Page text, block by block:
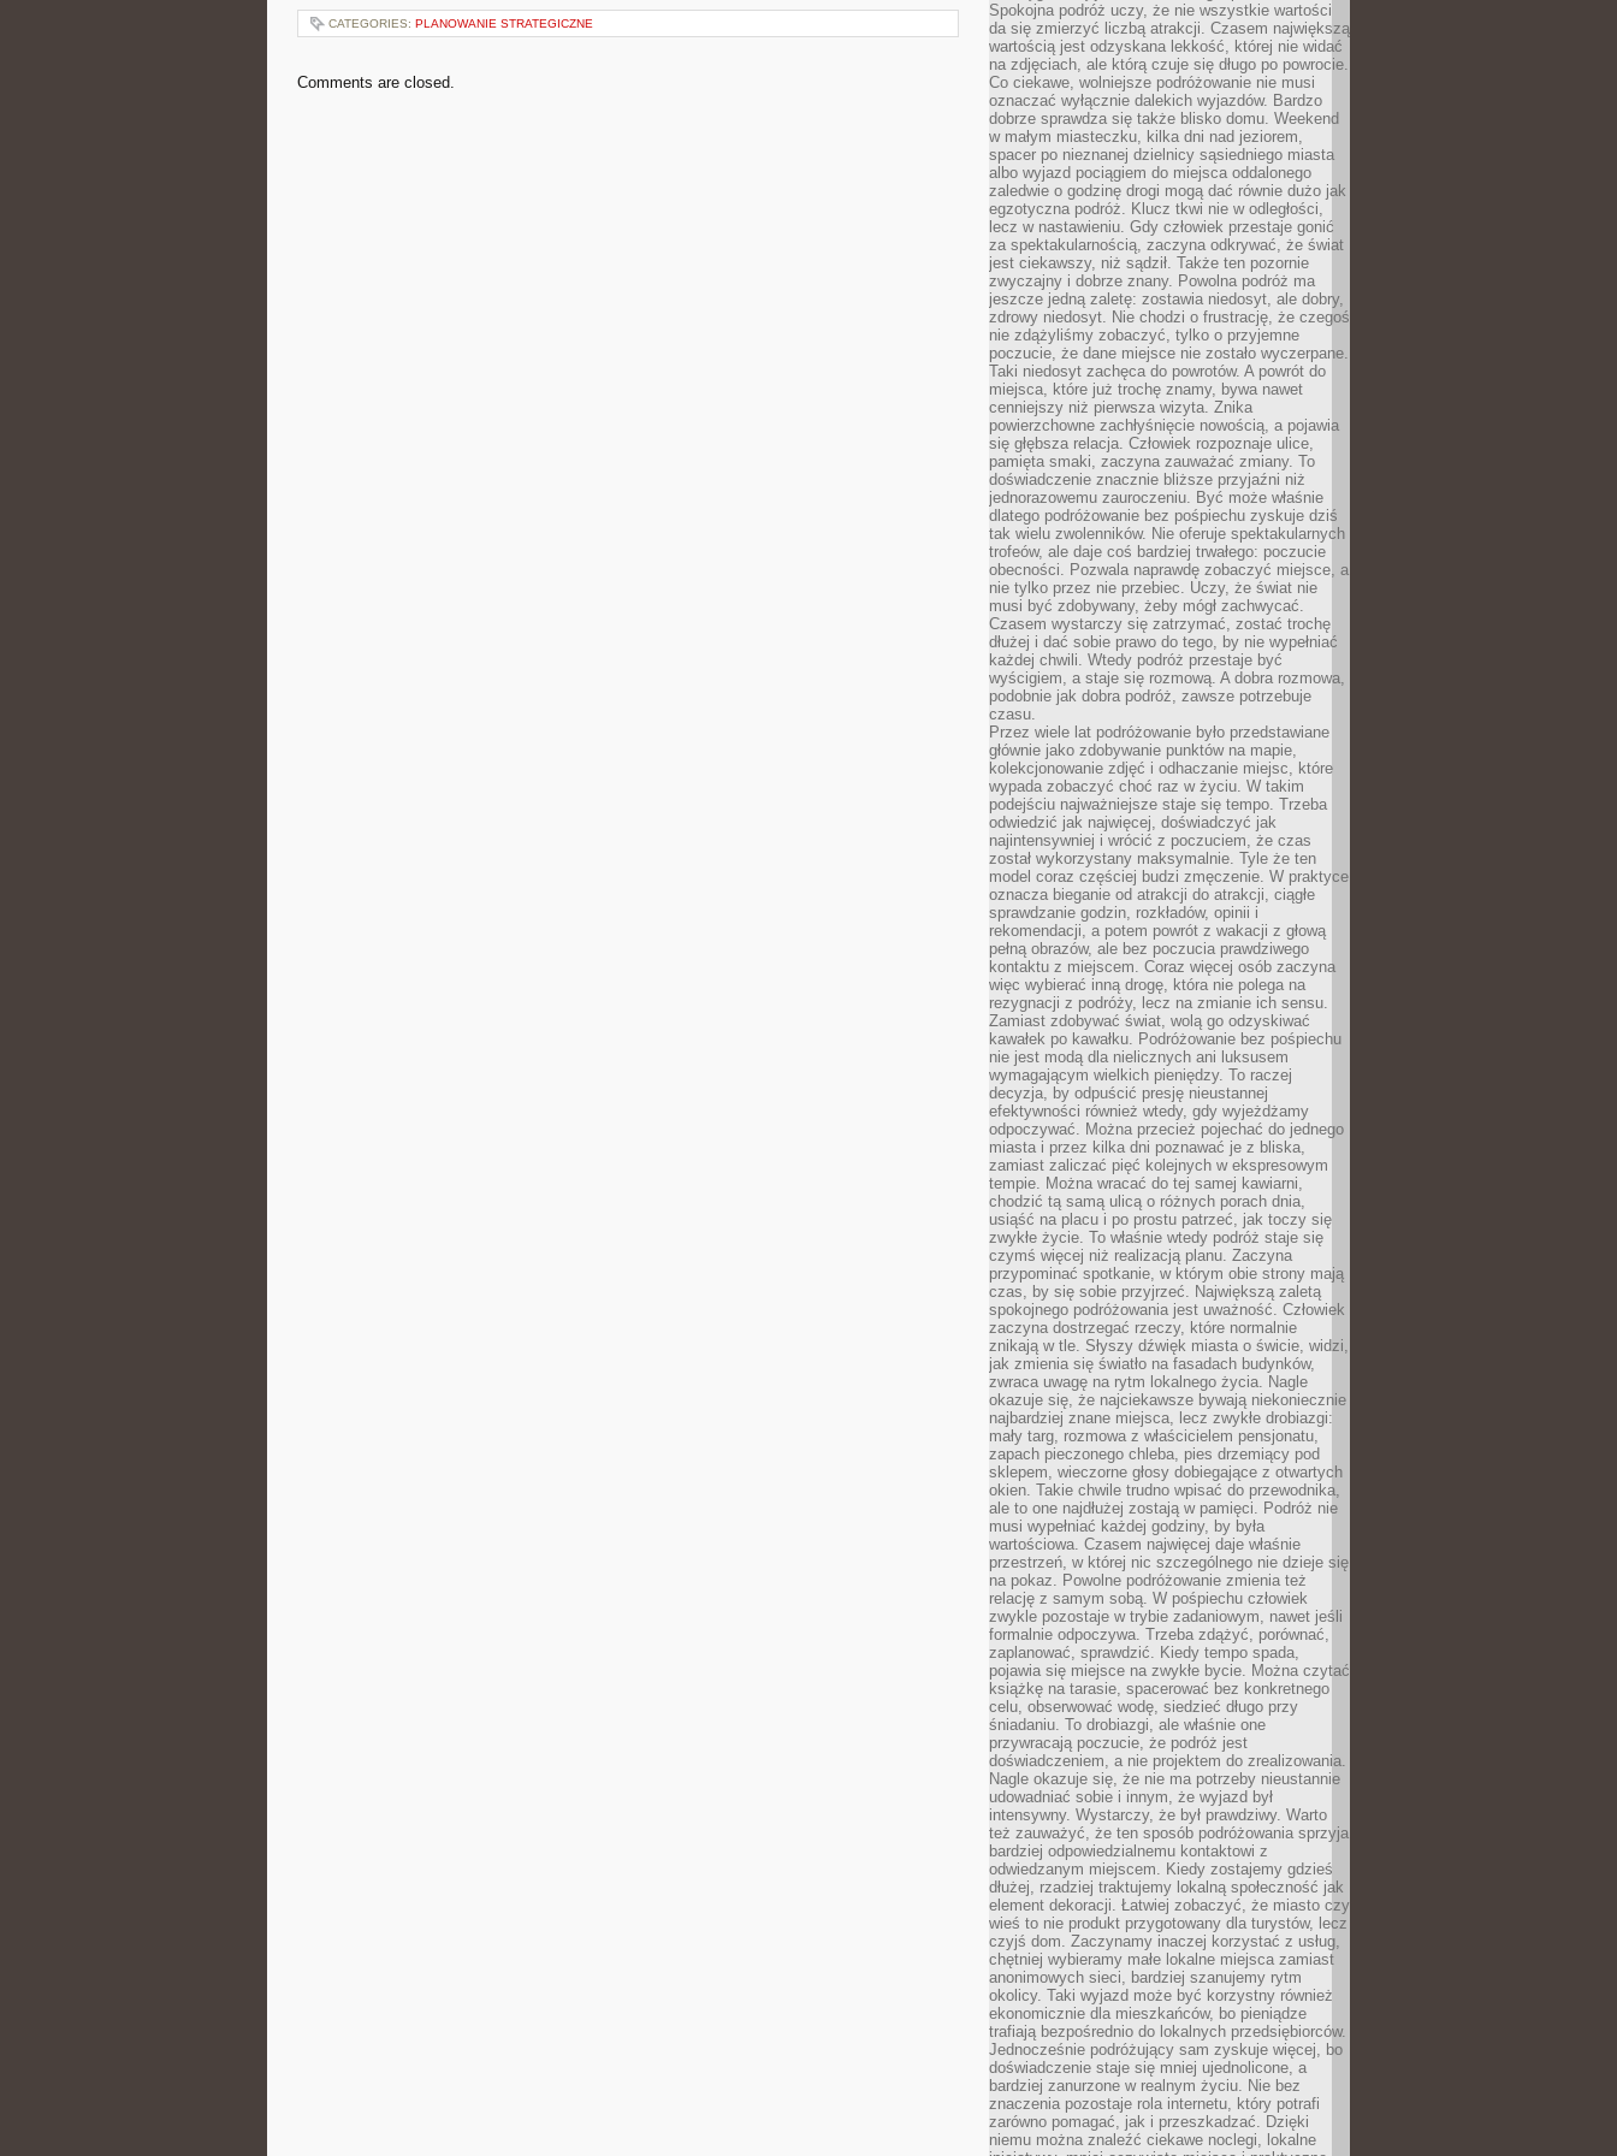
CATEGORIES: PLANOWANIE STRATEGICZNE
Comments are closed.
Spokojna podróż uczy, że nie wszystkie wartości
da się zmierzyć liczbą atrakcji. Czasem największą
wartością jest odzyskana lekkość, której nie widać
na zdjęciach, ale którą czuje się długo po powrocie.
Co ciekawe, wolniejsze podróżowanie nie musi
oznaczać wyłącznie dalekich wyjazdów. Bardzo
dobrze sprawdza się także blisko domu. Weekend
w małym miasteczku, kilka dni nad jeziorem,
spacer po nieznanej dzielnicy sąsiedniego miasta
albo wyjazd pociągiem do miejsca oddalonego
zaledwie o godzinę drogi mogą dać równie dużo jak
egzotyczna podróż. Klucz tkwi nie w odległości,
lecz w nastawieniu. Gdy człowiek przestaje gonić
za spektakularnością, zaczyna odkrywać, że świat
jest ciekawszy, niż sądził. Także ten pozornie
zwyczajny i dobrze znany. Powolna podróż ma
jeszcze jedną zaletę: zostawia niedosyt, ale dobry,
zdrowy niedosyt. Nie chodzi o frustrację, że czegoś
nie zdążyliśmy zobaczyć, tylko o przyjemne
poczucie, że dane miejsce nie zostało wyczerpane.
Taki niedosyt zachęca do powrotów. A powrót do
miejsca, które już trochę znamy, bywa nawet
cenniejszy niż pierwsza wizyta. Znika
powierzchowne zachłyśnięcie nowością, a pojawia
się głębsza relacja. Człowiek rozpoznaje ulice,
pamięta smaki, zaczyna zauważać zmiany. To
doświadczenie znacznie bliższe przyjaźni niż
jednorazowemu zauroczeniu. Być może właśnie
dlatego podróżowanie bez pośpiechu zyskuje dziś
tak wielu zwolenników. Nie oferuje spektakularnych
trofeów, ale daje coś bardziej trwałego: poczucie
obecności. Pozwala naprawdę zobaczyć miejsce, a
nie tylko przez nie przebiec. Uczy, że świat nie
musi być zdobywany, żeby mógł zachwycać.
Czasem wystarczy się zatrzymać, zostać trochę
dłużej i dać sobie prawo do tego, by nie wypełniać
każdej chwili. Wtedy podróż przestaje być
wyścigiem, a staje się rozmową. A dobra rozmowa,
podobnie jak dobra podróż, zawsze potrzebuje
czasu.
Przez wiele lat podróżowanie było przedstawiane
głównie jako zdobywanie punktów na mapie,
kolekcjonowanie zdjęć i odhaczanie miejsc, które
wypada zobaczyć choć raz w życiu. W takim
podejściu najważniejsze staje się tempo. Trzeba
odwiedzić jak najwięcej, doświadczyć jak
najintensywniej i wrócić z poczuciem, że czas
został wykorzystany maksymalnie. Tyle że ten
model coraz częściej budzi zmęczenie. W praktyce
oznacza bieganie od atrakcji do atrakcji, ciągłe
sprawdzanie godzin, rozkładów, opinii i
rekomendacji, a potem powrót z wakacji z głową
pełną obrazów, ale bez poczucia prawdziwego
kontaktu z miejscem. Coraz więcej osób zaczyna
więc wybierać inną drogę, która nie polega na
rezygnacji z podróży, lecz na zmianie ich sensu.
Zamiast zdobywać świat, wolą go odzyskiwać
kawałek po kawałku. Podróżowanie bez pośpiechu
nie jest modą dla nielicznych ani luksusem
wymagającym wielkich pieniędzy. To raczej
decyzja, by odpuścić presję nieustannej
efektywności również wtedy, gdy wyjeżdżamy
odpoczywać. Można przecież pojechać do jednego
miasta i przez kilka dni poznawać je z bliska,
zamiast zaliczać pięć kolejnych w ekspresowym
tempie. Można wracać do tej samej kawiarni,
chodzić tą samą ulicą o różnych porach dnia,
usiąść na placu i po prostu patrzeć, jak toczy się
zwykłe życie. To właśnie wtedy podróż staje się
czymś więcej niż realizacją planu. Zaczyna
przypominać spotkanie, w którym obie strony mają
czas, by się sobie przyjrzeć. Największą zaletą
spokojnego podróżowania jest uważność. Człowiek
zaczyna dostrzegać rzeczy, które normalnie
znikają w tle. Słyszy dźwięk miasta o świcie, widzi,
jak zmienia się światło na fasadach budynków,
zwraca uwagę na rytm lokalnego życia. Nagle
okazuje się, że najciekawsze bywają niekoniecznie
najbardziej znane miejsca, lecz zwykłe drobiazgi:
mały targ, rozmowa z właścicielem pensjonatu,
zapach pieczonego chleba, pies drzemiący pod
sklepem, wieczorne głosy dobiegające z otwartych
okien. Takie chwile trudno wpisać do przewodnika,
ale to one najdłużej zostają w pamięci. Podróż nie
musi wypełniać każdej godziny, by była
wartościowa. Czasem najwięcej daje właśnie
przestrzeń, w której nic szczególnego nie dzieje się
na pokaz. Powolne podróżowanie zmienia też
relację z samym sobą. W pośpiechu człowiek
zwykle pozostaje w trybie zadaniowym, nawet jeśli
formalnie odpoczywa. Trzeba zdążyć, porównać,
zaplanować, sprawdzić. Kiedy tempo spada,
pojawia się miejsce na zwykłe bycie. Można czytać
książkę na tarasie, spacerować bez konkretnego
celu, obserwować wodę, siedzieć długo przy
śniadaniu. To drobiazgi, ale właśnie one
przywracają poczucie, że podróż jest
doświadczeniem, a nie projektem do zrealizowania.
Nagle okazuje się, że nie ma potrzeby nieustannie
udowadniać sobie i innym, że wyjazd był
intensywny. Wystarczy, że był prawdziwy. Warto
też zauważyć, że ten sposób podróżowania sprzyja
bardziej odpowiedzialnemu kontaktowi z
odwiedzanym miejscem. Kiedy zostajemy gdzieś
dłużej, rzadziej traktujemy lokalną społeczność jak
element dekoracji. Łatwiej zobaczyć, że miasto czy
wieś to nie produkt przygotowany dla turystów, lecz
czyjś dom. Zaczynamy inaczej korzystać z usług,
chętniej wybieramy małe lokalne miejsca zamiast
anonimowych sieci, bardziej szanujemy rytm
okolicy. Taki wyjazd może być korzystny również
ekonomicznie dla mieszkańców, bo pieniądze
trafiają bezpośrednio do lokalnych przedsiębiorców.
Jednocześnie podróżujący sam zyskuje więcej, bo
doświadczenie staje się mniej ujednolicone, a
bardziej zanurzone w realnym życiu. Nie bez
znaczenia pozostaje rola internetu, który potrafi
zarówno pomagać, jak i przeszkadzać. Dzięki
niemu można znaleźć ciekawe noclegi, lokalne